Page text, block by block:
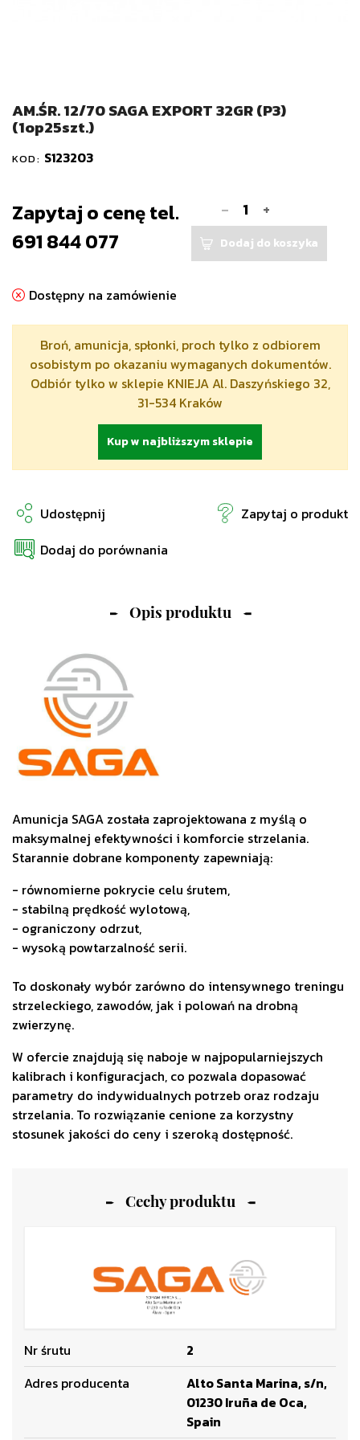
AM.ŚR. 12/70 SAGA EXPORT 32GR (P3)
(1op25szt.)
KOD: S123203
Zapytaj o cenę tel.
691 844 077
- +
Dodaj do koszyka
Dostępny na zamówienie
Broń, amunicja, spłonki, proch tylko z odbiorem
osobistym po okazaniu wymaganych dokumentów.
Odbiór tylko w sklepie KNIEJA Al. Daszyńskiego 32,
31-534 Kraków
Kup w najbliższym sklepie
Udostępnij
Zapytaj o produkt
Dodaj do porównania
Cechy produktu
Nr śrutu
2
Adres producenta
Alto Santa Marina, s/n,
01230 Iruña de Oca,
Spain
Opis produktu
Amunicja SAGA została zaprojektowana z myślą o
maksymalnej efektywności i komforcie strzelania.
Starannie dobrane komponenty zapewniają:
- równomierne pokrycie celu śrutem,
- stabilną prędkość wylotową,
- ograniczony odrzut,
- wysoką powtarzalność serii.
To doskonały wybór zarówno do intensywnego treningu
strzeleckiego, zawodów, jak i polowań na drobną
zwierzynę.
W ofercie znajdują się naboje w najpopularniejszych
kalibrach i konfiguracjach, co pozwala dopasować
parametry do indywidualnych potrzeb oraz rodzaju
strzelania. To rozwiązanie cenione za korzystny
stosunek jakości do ceny i szeroką dostępność.